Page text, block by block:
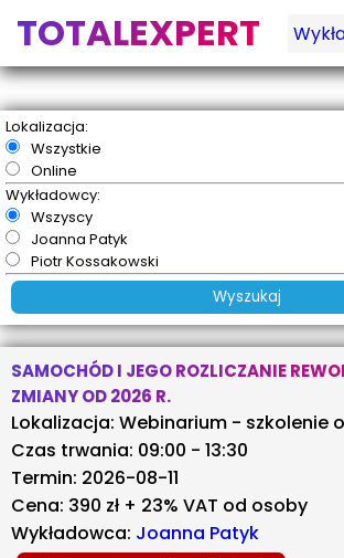
TOTALEXPERT
Lokalizacja:
Wszystkie
Online
Wykładowcy:
Wszyscy
Joanna Patyk
Piotr Kossakowski
SAMOCHÓD I JEGO ROZLICZANIE
ZMIANY OD 2026 R.
Lokalizacja: Webinarium - szkolenie
Czas trwania: 09:00 - 13:30
Termin: 2026-08-11
Cena: 390 zł + 23% VAT od osoby
Wykładowca: Joanna Patyk